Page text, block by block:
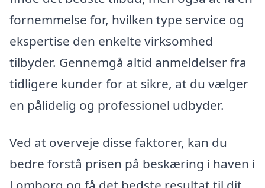
fornemmelse for, hvilken type service og
ekspertise den enkelte virksomhed
tilbyder. Gennemgå altid anmeldelser fra
tidligere kunder for at sikre, at du vælger
en pålidelig og professionel udbyder.
Ved at overveje disse faktorer, kan du
bedre forstå prisen på beskæring i haven i